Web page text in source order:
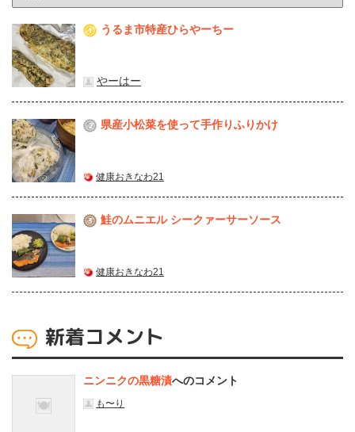
1 うるま市特産ひらやーちー
やーはー
2 県産⼩松菜を使って⼿作りふりかけ
健康おきなわ21
3 鮭のムニエル シークァーサーソース
健康おきなわ21
新着コメント
ニンニクの黒糖漬へのコメント
も〜り